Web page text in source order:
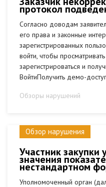
протокол
Согласно доводам
его права и законные
зарегистрированных
войти, чтобы
зарегистрироваться и
ВойтиПолучить демо-
Обзоры нарушений
Обзор нарушения
Участник закупки
значения
нестандартном
Уполномоченный орган